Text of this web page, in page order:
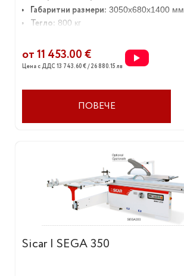
Габаритни размери: 3050х680х1400 мм
Тегло: 800 кг
от 11 453.00 €
Цена с ДДС 13 743.60 € / 26 880.15 лв
ПОВЕЧЕ
Sicar | SEGA 350